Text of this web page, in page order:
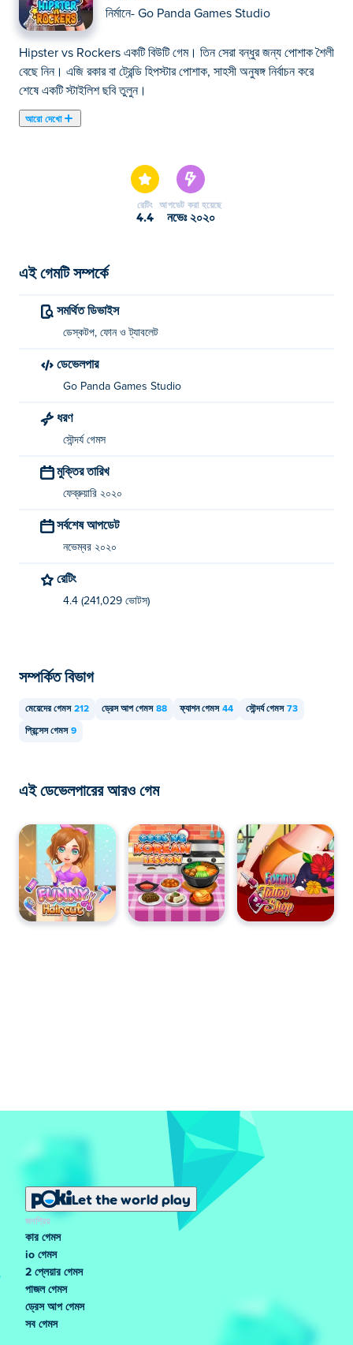
নির্মানে- Go Panda Games Studio
Hipster vs Rockers একটি বিউটি গেম। তিন সেরা বন্ধুর জন্য পোশাক শৈলী
বেছে নিন। এজি রকার বা ট্রেন্ডি হিপস্টার পোশাক, সাহসী অনুষঙ্গ নির্বাচন করে
শেষে একটি স্টাইলিশ ছবি তুলুন।
আরো দেখো
রেটিং
4.4
আপডেট করা হয়েছে
নভেঃ ২০২০
এই গেমটি সম্পর্কে
সমর্থিত ডিভাইস
ডেস্কটপ, ফোন ও ট্যাবলেট
ডেভেলপার
Go Panda Games Studio
ধরণ
সৌন্দর্য গেমস
মুক্তির তারিখ
ফেব্রুয়ারি ২০২০
সর্বশেষ আপডেট
নভেম্বর ২০২০
রেটিং
4.4 (241,029 ভোটস)
সম্পর্কিত বিভাগ
মেয়েদের গেমস 212 ড্রেস আপ গেমস 88 ফ্যাশন গেমস 44 সৌন্দর্য গেমস 73
প্রিন্সেস গেমস 9
এই ডেভেলপারের আরও গেম
Let the world play
জনপ্রিয়
কার গেমস
io গেমস
2 প্লেয়ার গেমস
পাজল গেমস
ড্রেস আপ গেমস
সব গেমস